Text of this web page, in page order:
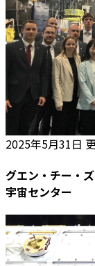
2025年5月31日
グエン・チー・
宇宙センター